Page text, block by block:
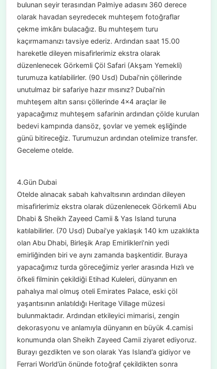
bulunan seyir terasından Palmiye adasını 360 derece
olarak havadan seyredecek muhteşem fotoğraflar
çekme imkânı bulacağız. Bu muhteşem turu
kaçırmamanızı tavsiye ederiz. Ardından saat 15.00
hareketle dileyen misafirlerimiz ekstra olarak
düzenlenecek Görkemli Çöl Safari (Akşam Yemekli)
turumuza katılabilirler. (90 Usd) Dubai’nin çöllerinde
unutulmaz bir safariye hazır mısınız? Dubai’nin
muhteşem altın sarısı çöllerinde 4x4 araçlar ile
yapacağımız muhteşem safarinin ardından çölde kurulan
bedevi kampında dansöz, şovlar ve yemek eşliğinde
günü bitireceğiz. Turumuzun ardından otelimize transfer.
Geceleme otelde.
4.Gün Dubai
Otelde alınacak sabah kahvaltısının ardından dileyen
misafirlerimiz ekstra olarak düzenlenecek Görkemli Abu
Dhabi & Sheikh Zayeed Camii & Yas Island turuna
katılabilirler. (70 Usd) Dubai’ye yaklaşık 140 km uzaklıkta
olan Abu Dhabi, Birleşik Arap Emirlikleri’nin yedi
emirliğinden biri ve aynı zamanda başkentidir. Buraya
yapacağımız turda göreceğimiz yerler arasında Hızlı ve
öfkeli filminin çekildiği Etihad Kuleleri, dünyanın en
pahalıya mal olmuş oteli Emirates Palace, eski çöl
yaşantısının anlatıldığı Heritage Village müzesi
bulunmaktadır. Ardından etkileyici mimarisi, zengin
dekorasyonu ve anlamıyla dünyanın en büyük 4.camisi
konumunda olan Sheikh Zayeed Camii ziyaret ediyoruz.
Burayı gezdikten ve son olarak Yas Island’a gidiyor ve
Ferrari World’ün önünde fotoğraf çekildikten sonra